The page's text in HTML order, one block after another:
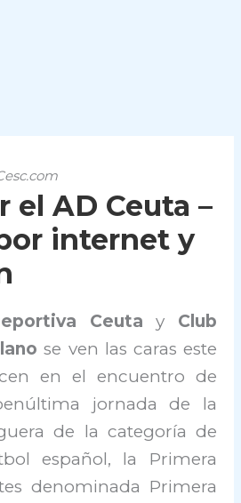
el AD Ceuta –
internet y
Ceuta y
Club
se ven las caras este
en el encuentro de
jornada de la
de la categoría de
español, la Primera
denominada Primera